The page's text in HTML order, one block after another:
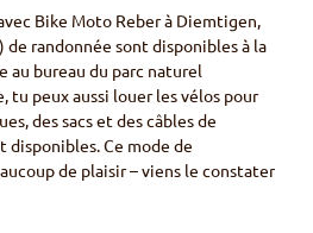
s
e
r
v
i
e
r
b
Bike Moto Reber à Diemtigen,
de randonnée sont disponibles à la
au bureau du parc naturel
tu peux aussi louer les vélos pour
des sacs et des câbles de
disponibles. Ce mode de
de plaisir – viens le constater